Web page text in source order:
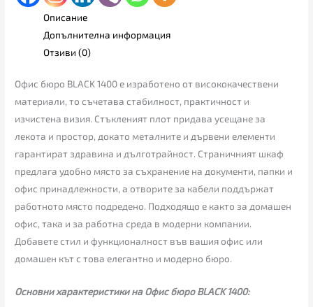
Описание
Допълнителна информация
Отзиви (0)
Офис бюро BLACK 1400 е изработено от висококачествени
материали, то съчетава стабилност, практичност и
изчистена визия. Стъкленият плот придава усещане за
лекота и простор, докато металните и дървени елементи
гарантират здравина и дълготрайност. Страничният шкаф
предлага удобно място за съхранение на документи, папки и
офис принадлежности, а отворите за кабели поддържат
работното място подредено. Подходящо е както за домашен
офис, така и за работна среда в модерни компании.
Добавете стил и функционалност във вашия офис или
домашен кът с това елегантно и модерно бюро.
Основни характеристики на Офис бюро BLACK 1400: